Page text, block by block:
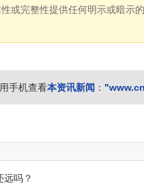
或完整性提供任何明示或暗示
手机查看本资讯新闻 ：
远吗？